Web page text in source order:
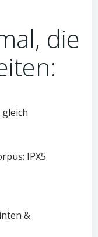
die
IPX5
&